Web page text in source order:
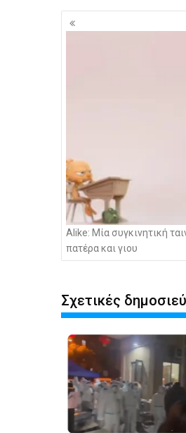
Πλοήγηση
άρθρων
Alike: Μία συγκινητική
πατέρα και γιου
Σχετικές